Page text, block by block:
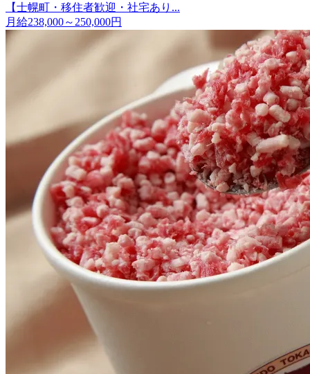
【士幌町・移住者歓迎・社宅あり...
月給238,000～250,000円